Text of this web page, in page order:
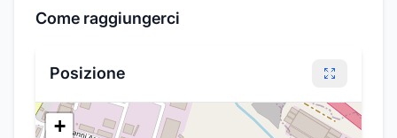
Come raggiungerci
Posizione
+